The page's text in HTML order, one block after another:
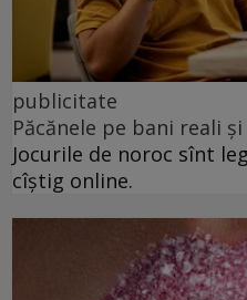
publicitate
Păcănele pe bani reali
Jocurile de noroc sînt
cîștig online.